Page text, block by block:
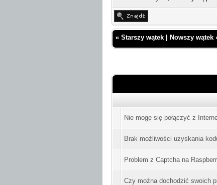
« Starszy wątek Nowszy wątek
Nie mogę się połączyć z
Brak możliwości uzyskania
Problem z Captcha na
Czy można dochodzić swoich